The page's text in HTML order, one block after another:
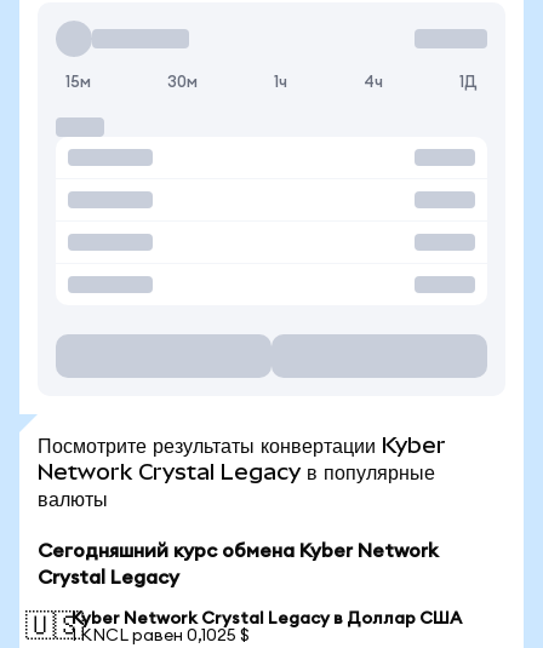
15м 30м 1ч 4ч 1Д
Посмотрите результаты конвертации Kyber
Network Crystal Legacy в популярные
валюты
Сегодняшний курс обмена Kyber Network
Crystal Legacy
🇺🇸Kyber Network Crystal Legacy в Доллар США
1 KNCL равен 0,1025 $